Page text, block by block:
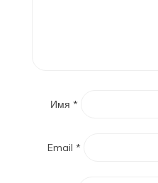
Имя *
Email *